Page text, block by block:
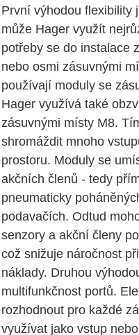
První výhodou flexibility
může Hager využít
potřeby se do instalace
nebo osmi zásuvnými
používají moduly se
Hager využívá také
zásuvnými místy M8.
shromáždit mnoho
prostoru. Moduly se
akčních členů - tedy
pneumaticky
podavačích. Odtud
senzory a akční členy
což snižuje náročnost
náklady. Druhou
multifunkčnost portů.
rozhodnout pro každé
využívat jako vstup